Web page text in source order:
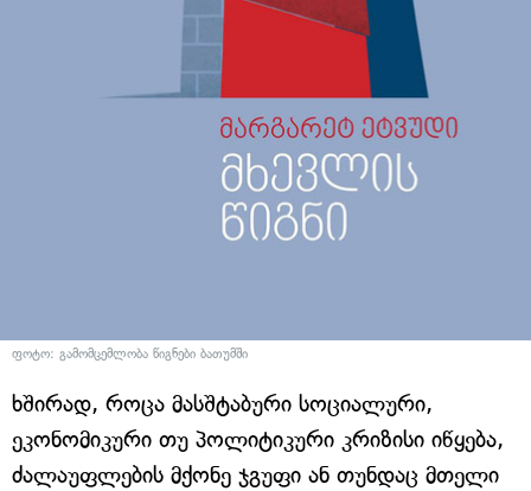
ფოტო: გამომცემლობა წიგნები ბათუმში
ხშირად, როცა მასშტაბური სოციალური,
ეკონომიკური თუ პოლიტიკური კრიზისი იწყება,
ძალაუფლების მქონე ჯგუფი ან თუნდაც მთელი